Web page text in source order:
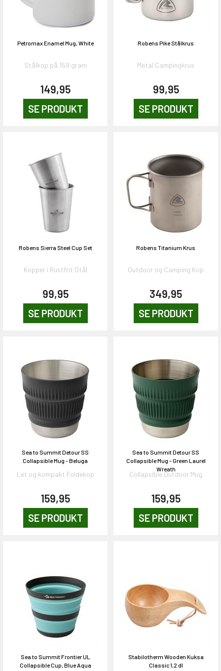
Petromax Enamel Mug, White
Stålkop på 159 gram
149,95
SE PRODUKT
Robens Pike Stålkrus
Metal Campingkrus
99,95
SE PRODUKT
Robens Sierra Steel Cup Set
Kopper i Rustfrit Stål
99,95
SE PRODUKT
Robens Titanium Krus
Outdoor og Camping Kop
349,95
SE PRODUKT
Sea to Summit Detour SS
Collapsible Mug - Beluga
Let og kompakt Foldekop
159,95
SE PRODUKT
Sea to Summit Detour SS
Collapsible Mug - Green Laurel
Wreath
Collapsible Outdoor Mug
159,95
SE PRODUKT
Sea to Summit Frontier UL
Collapsible Cup, Blue Aqua
Stabilotherm Wooden Kuksa
Classic 1,2 dl